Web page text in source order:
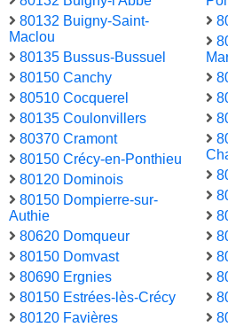
80132 Buigny-Saint-
Maclou
80135 Bussus-Bussuel
80150 Canchy
80510 Cocquerel
80135 Coulonvillers
80370 Cramont
80150 Crécy-en-Ponthieu
80120 Dominois
80150 Dompierre-sur-
Authie
80620 Domqueur
80150 Domvast
80690 Ergnies
80150 Estrées-lès-Crécy
80120 Favières